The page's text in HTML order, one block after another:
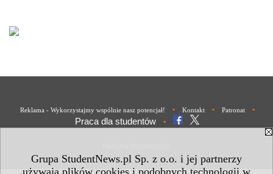
Grupa StudentNews.pl Sp. z o.o. i jej partnerzy
używają plików cookies i podobnych technologii w
Reklama - Wykorzystajmy wspólnie nasz potencjał! • Kontakt • Patronat •
Praca dla studentów •